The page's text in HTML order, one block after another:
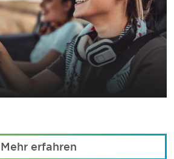
Mehr erfahren